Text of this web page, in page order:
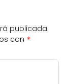
publicada.
con *